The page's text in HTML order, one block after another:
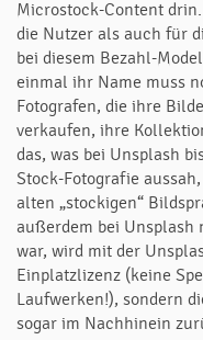
Microstock-Content
die Nutzer als auch für
bei diesem Bezahl-
einmal ihr Name muss
Fotografen, die ihre
verkaufen, ihre
das, was bei Unsplash
Stock-Fotografie
alten „stockigen“
außerdem bei Unsplash
war, wird mit der
Einplatzlizenz (keine
Laufwerken!), sondern
sogar im Nachhinein